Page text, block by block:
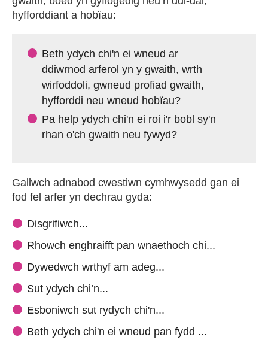
hyfforddiant a hobïau:
Beth ydych chi'n ei wneud ar
ddiwrnod arferol yn y gwaith, wrth
wirfoddoli, gwneud profiad gwaith,
hyfforddi neu wneud hobïau?
Pa help ydych chi'n ei roi i'r bobl sy'n
rhan o'ch gwaith neu fywyd?
Gallwch adnabod cwestiwn cymhwysedd gan ei
fod fel arfer yn dechrau gyda:
Disgrifiwch...
Rhowch enghraifft pan wnaethoch chi...
Dywedwch wrthyf am adeg...
Sut ydych chi’n...
Esboniwch sut rydych chi'n...
Beth ydych chi'n ei wneud pan fydd ...